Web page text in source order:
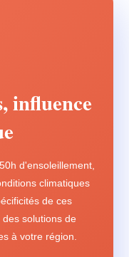
influence
d'ensoleillement,
climatiques
de ces
solutions de
à votre région.